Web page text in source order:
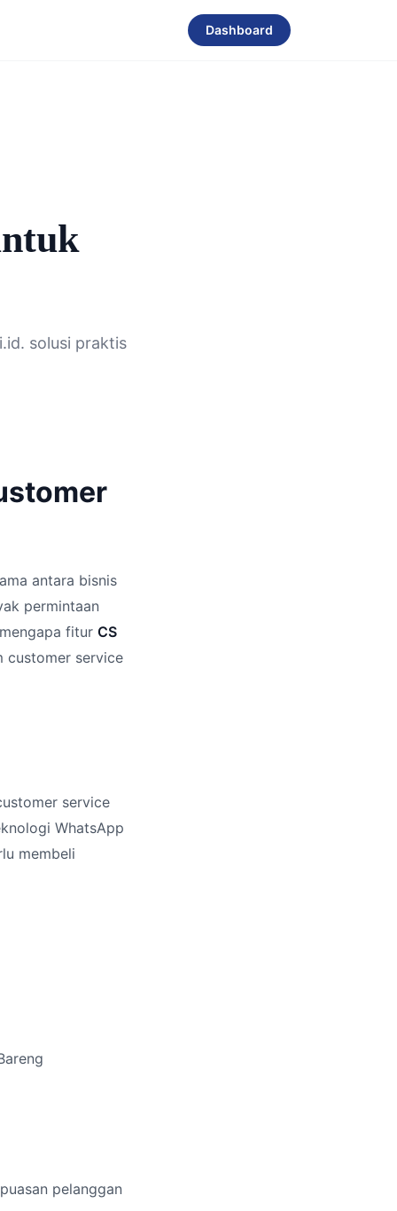
Dashboard
solusi praktis
antara bisnis
permintaan
fitur CS
customer service
service
WhatsApp
membeli
pelanggan